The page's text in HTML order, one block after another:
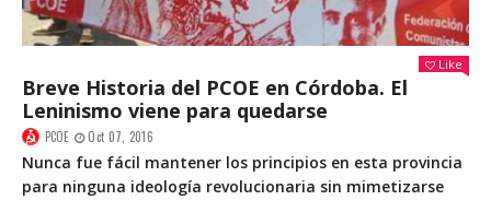
Like
Breve Historia del PCOE en Córdoba. El
Leninismo viene para quedarse
PCOE Oct 07, 2016
Nunca fue fácil mantener los principios en esta provincia
para ninguna ideología revolucionaria sin mimetizarse